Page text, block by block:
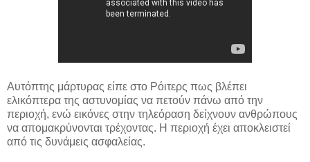
Αυτόπτης μάρτυρας είπε στο Ρόιτερς πως βλέπει
ελικόπτερα της αστυνομίας να πετούν πάνω από την
περιοχή, ενώ εικόνες στην τηλεόραση δείχνουν ανθρώπους
να απομακρύνονται τρέχοντας. Η περιοχή έχει αποκλειστεί
από τις δυνάμεις ασφαλείας.